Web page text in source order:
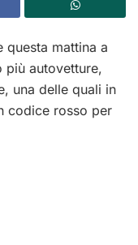
questa mattina a
più autovetture,
una delle quali in
codice rosso per